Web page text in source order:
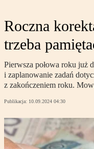
Roczna
trzeba
Pierwsza połowa roku już
i zaplanowanie zadań
z zakończeniem roku.
Publikacja: 10.09.2024 04:30